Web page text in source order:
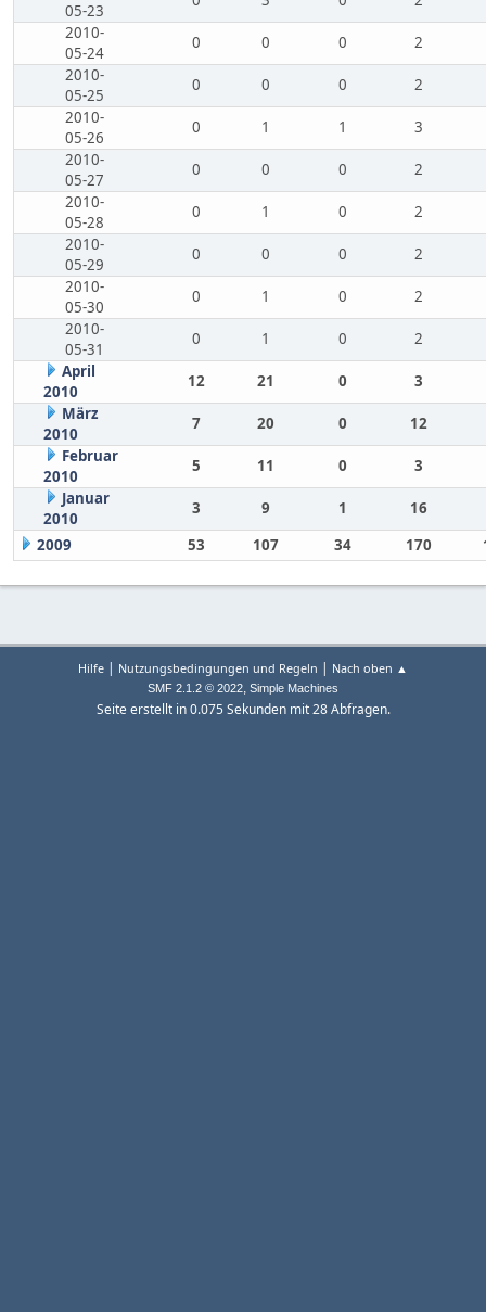
05-23
2010-
05-24
0 0 0
2
2010-
05-25
0 0 0
2
2010-
05-26
0 1 1
3
2010-
05-27
0 0 0
2
2010-
05-28
0 1 0
2
2010-
05-29
0 0 0
2
2010-
05-30
0 1 0
2
2010-
05-31
0 1 0
2
April
2010
12 21 0
3
März
2010
7 20 0
12
Februar
2010
5 11 0
3
Januar
2010
3 9 1
16
2009
53 107 34 170
Hilfe | Nutzungsbedingungen und Regeln | Nach oben ▲
SMF 2.1.2 © 2022, Simple Machines
Seite erstellt in 0.075 Sekunden mit 28 Abfragen.